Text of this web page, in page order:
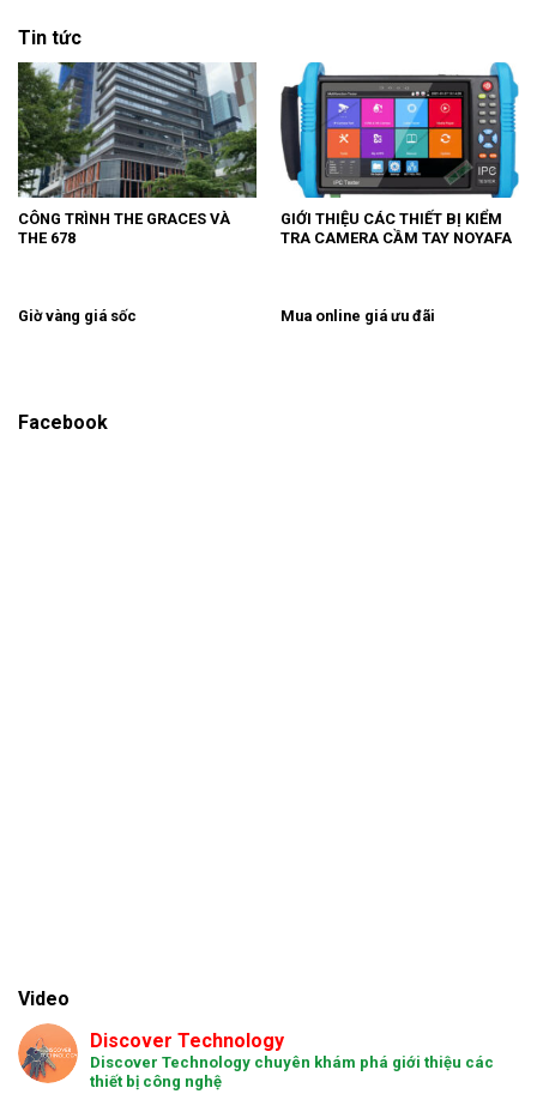
Tin tức
CÔNG TRÌNH THE GRACES VÀ
THE 678
GIỚI THIỆU CÁC THIẾT BỊ KIỂM
TRA CAMERA CẦM TAY NOYAFA
Giờ vàng giá sốc Mua online giá ưu đãi
Facebook
Video
Discover Technology
Discover Technology chuyên khám phá giới thiệu các
thiết bị công nghệ